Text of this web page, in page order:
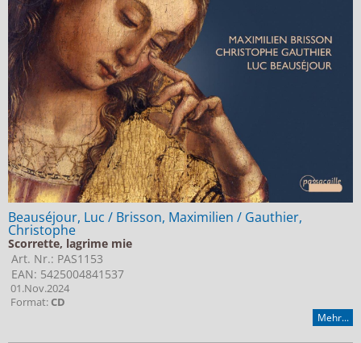
Jobs bei Naxos
Naxos Deutschland Blog
Naxos weltweit
Beauséjour, Luc / Brisson, Maximilien / Gauthier,
Christophe
Scorrette, lagrime mie
Art. Nr.: PAS1153
EAN: 5425004841537
01.Nov.2024
Format:CD
Mehr...